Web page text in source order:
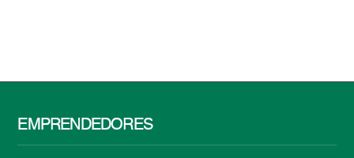
EMPRENDEDORES